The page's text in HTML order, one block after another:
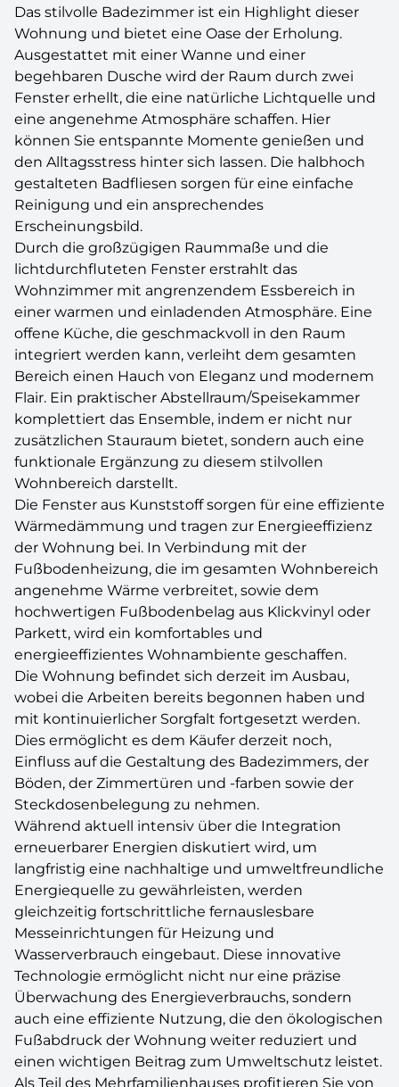
Das stilvolle Badezimmer ist ein Highlight dieser
Wohnung und bietet eine Oase der Erholung.
Ausgestattet mit einer Wanne und einer
begehbaren Dusche wird der Raum durch zwei
Fenster erhellt, die eine natürliche Lichtquelle und
eine angenehme Atmosphäre schaffen. Hier
können Sie entspannte Momente genießen und
den Alltagsstress hinter sich lassen. Die halbhoch
gestalteten Badfliesen sorgen für eine einfache
Reinigung und ein ansprechendes
Erscheinungsbild.
Durch die großzügigen Raummaße und die
lichtdurchfluteten Fenster erstrahlt das
Wohnzimmer mit angrenzendem Essbereich in
einer warmen und einladenden Atmosphäre. Eine
offene Küche, die geschmackvoll in den Raum
integriert werden kann, verleiht dem gesamten
Bereich einen Hauch von Eleganz und modernem
Flair. Ein praktischer Abstellraum/Speisekammer
komplettiert das Ensemble, indem er nicht nur
zusätzlichen Stauraum bietet, sondern auch eine
funktionale Ergänzung zu diesem stilvollen
Wohnbereich darstellt.
Die Fenster aus Kunststoff sorgen für eine effiziente
Wärmedämmung und tragen zur Energieeffizienz
der Wohnung bei. In Verbindung mit der
Fußbodenheizung, die im gesamten Wohnbereich
angenehme Wärme verbreitet, sowie dem
hochwertigen Fußbodenbelag aus Klickvinyl oder
Parkett, wird ein komfortables und
energieeffizientes Wohnambiente geschaffen.
Die Wohnung befindet sich derzeit im Ausbau,
wobei die Arbeiten bereits begonnen haben und
mit kontinuierlicher Sorgfalt fortgesetzt werden.
Dies ermöglicht es dem Käufer derzeit noch,
Einfluss auf die Gestaltung des Badezimmers, der
Böden, der Zimmertüren und -farben sowie der
Steckdosenbelegung zu nehmen.
Während aktuell intensiv über die Integration
erneuerbarer Energien diskutiert wird, um
langfristig eine nachhaltige und umweltfreundliche
Energiequelle zu gewährleisten, werden
gleichzeitig fortschrittliche fernauslesbare
Messeinrichtungen für Heizung und
Wasserverbrauch eingebaut. Diese innovative
Technologie ermöglicht nicht nur eine präzise
Überwachung des Energieverbrauchs, sondern
auch eine effiziente Nutzung, die den ökologischen
Fußabdruck der Wohnung weiter reduziert und
einen wichtigen Beitrag zum Umweltschutz leistet.
Als Teil des Mehrfamilienhauses profitieren Sie von